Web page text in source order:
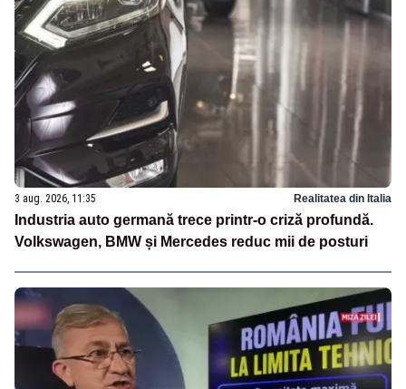
3 aug. 2026, 11:35 Realitatea din Italia
Industria auto germană trece printr-o criză profundă.
Volkswagen, BMW și Mercedes reduc mii de posturi